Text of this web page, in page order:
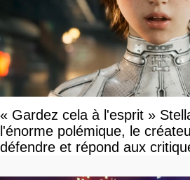
« Gardez cela à l'esprit »
l'énorme polémique, le
défendre et répond aux